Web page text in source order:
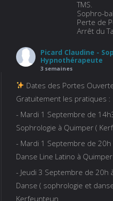
TMS.
Sophro-
Perte de
Arrêt du
Picard Claudine -
Hypnothérapeute
3 semaines
Dates des Portes
Gratuitement les pratiques :
- Mardi 1 Septembre de
Sophrologie à Quimper (
- Mardi 1 Septembre de
Danse Line Latino à
- Jeudi 3 Septembre de 20h
Danse ( sophrologie et
Kerfeunteun